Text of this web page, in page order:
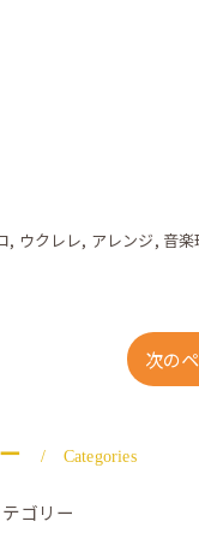
ウクレレ アレンジ 音
次の
Categories
ゴリー